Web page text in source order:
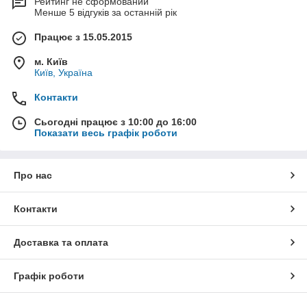
Менше 5 відгуків за останній рік
Працює з 15.05.2015
м. Київ
Київ, Україна
Контакти
Сьогодні працює з 10:00 до 16:00
Показати весь графік роботи
Про нас
Контакти
Доставка та оплата
Графік роботи